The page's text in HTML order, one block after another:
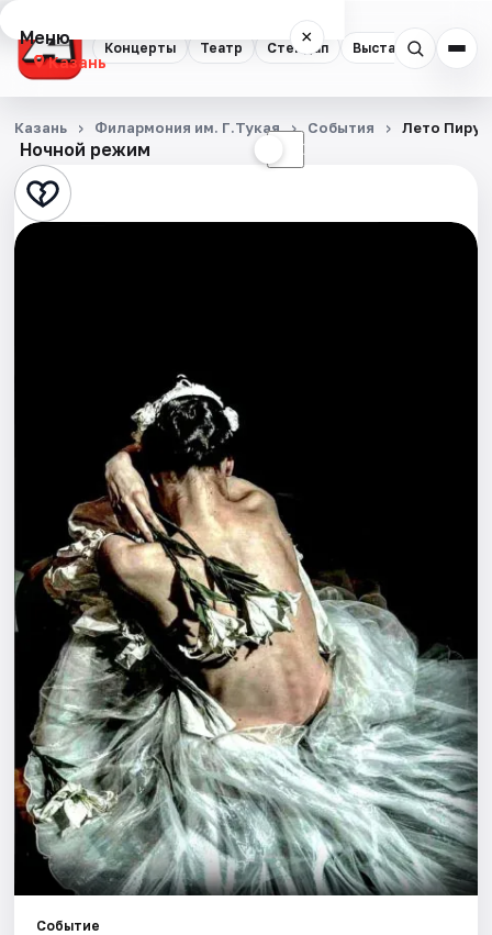
Концерты Театр Стендап Выставки
Меню ×
Казань
Концерты
Театр
Стендап
Города
Площадки
Артисты
Рейтинги
Ночной режим ☾
Казань Филармония им. Г.Тукая События Лето
Событие